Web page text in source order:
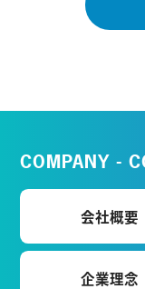
COMPANY -
会社概要
企業理念